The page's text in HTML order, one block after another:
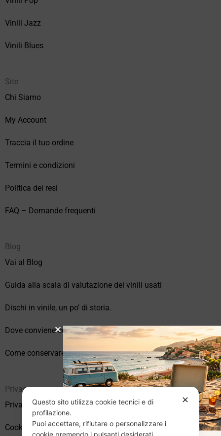
Vinili Jazz
Vinili Blues
Site
Chi Siamo
My Account
Traccia il tuo ordine
Termini e condizioni
Politica dei resi
FAQ – Domande frequenti
Blog
Vai al Blog
Guida alla scala di valutazione dei vinili usati
Dischi in vinile, un po’ di storia.
Dove conviene comprare vinili online?
Come conservare correttamente i vinili usati
Privacy
Privacy Policy
Cookie Policy (UE)
✕
Questo sito utilizza cookie tecnici e di
profilazione.
Puoi accettare, rifiutare o personalizzare i
cookie premendo i pulsanti desiderati.